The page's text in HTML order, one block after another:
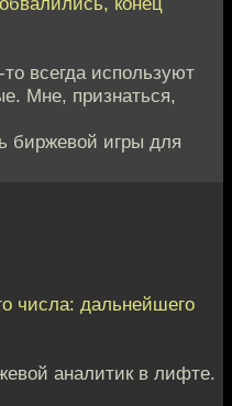
всегда используют
Мне, признаться,
биржевой игры для
числа: дальнейшего
аналитик в лифте.